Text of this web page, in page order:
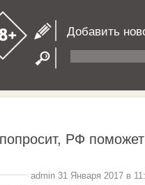
Добавить
РФ поможет
admin 31 Января 2017 в